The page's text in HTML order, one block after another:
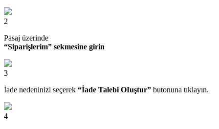
2
Pasaj üzerinde
“Siparişlerim” sekmesine girin
3
İade nedeninizi seçerek “İade Talebi OIuştur” butonuna tıklayın.
4